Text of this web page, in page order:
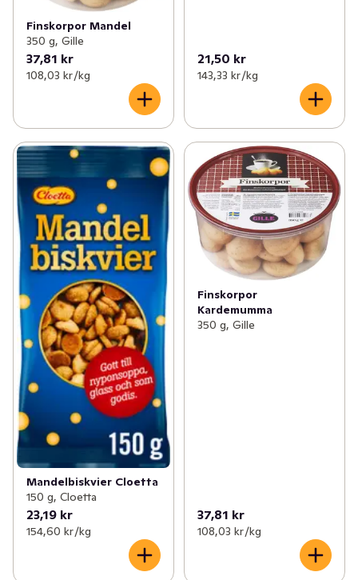
Finskorpor Mandel
350 g, Gille
37,81 kr
108,03 kr /kg
21,50 kr
143,33 kr /kg
Mandelbiskvier Cloetta
150 g, Cloetta
23,19 kr
154,60 kr /kg
Finskorpor
Kardemumma
350 g, Gille
37,81 kr
108,03 kr /kg